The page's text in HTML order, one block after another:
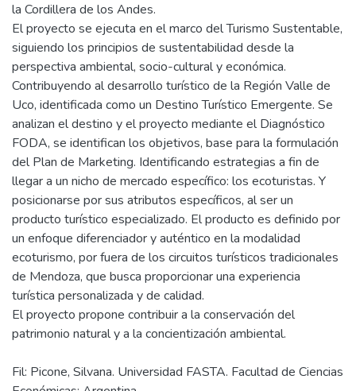
la Cordillera de los Andes.
El proyecto se ejecuta en el marco del Turismo Sustentable,
siguiendo los principios de sustentabilidad desde la
perspectiva ambiental, socio-cultural y económica.
Contribuyendo al desarrollo turístico de la Región Valle de
Uco, identificada como un Destino Turístico Emergente. Se
analizan el destino y el proyecto mediante el Diagnóstico
FODA, se identifican los objetivos, base para la formulación
del Plan de Marketing. Identificando estrategias a fin de
llegar a un nicho de mercado específico: los ecoturistas. Y
posicionarse por sus atributos específicos, al ser un
producto turístico especializado. El producto es definido por
un enfoque diferenciador y auténtico en la modalidad
ecoturismo, por fuera de los circuitos turísticos tradicionales
de Mendoza, que busca proporcionar una experiencia
turística personalizada y de calidad.
El proyecto propone contribuir a la conservación del
Fil: Picone, Silvana. Universidad FASTA. Facultad de Ciencias